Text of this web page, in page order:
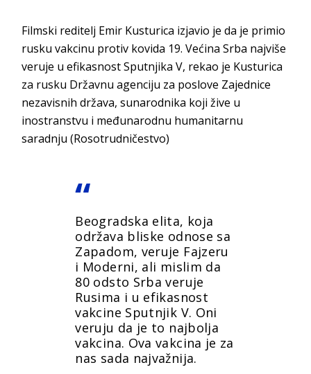
Filmski reditelj Emir Kusturica izjavio je da je primio
rusku vakcinu protiv kovida 19. Većina Srba najviše
veruje u efikasnost Sputnjika V, rekao je Kusturica
za rusku Državnu agenciju za poslove Zajednice
nezavisnih država, sunarodnika koji žive u
inostranstvu i međunarodnu humanitarnu
saradnju (Rosotrudničestvo)
Beogradska elita, koja
održava bliske odnose sa
Zapadom, veruje Fajzeru
i Moderni, ali mislim da
80 odsto Srba veruje
Rusima i u efikasnost
vakcine Sputnjik V. Oni
veruju da je to najbolja
vakcina. Ova vakcina je za
nas sada najvažnija.